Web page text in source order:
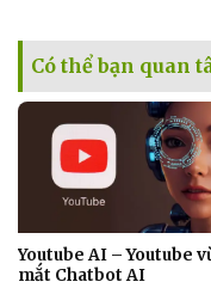
Có thể bạn quan
Youtube AI – Youtube
mắt Chatbot AI